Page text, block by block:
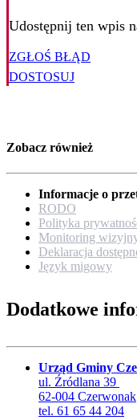
Udostępnij ten wpis
ZGŁOŚ BŁĄD
DOSTOSUJ
Zobacz również
Informacje o
RODO
Polityka
Monitoring
Deklaracja
Język migowy
Dodatkowe
Urząd Gminy
ul. Źródlana 39
62-004 Czerwonak
tel. 61 65 44 204